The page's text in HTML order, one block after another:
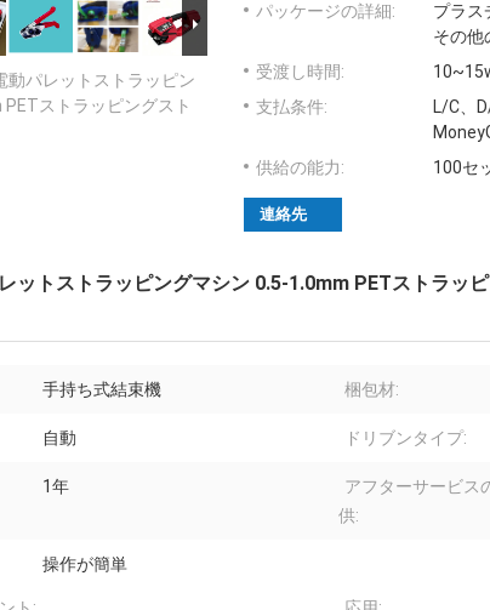
動パレットストラッピン
ストラッピングスト
パッケージの詳細:
プラス
その他
受渡し時間:
支払条件:
L/C、
供給の能力:
100セ
連絡先
ットストラッピングマシン 0.5-1.0mm PETストラッ
手持ち式結束機 梱包材:
自動 ドリブンタイプ:
1年
アフターサービス
供:
操作が簡単